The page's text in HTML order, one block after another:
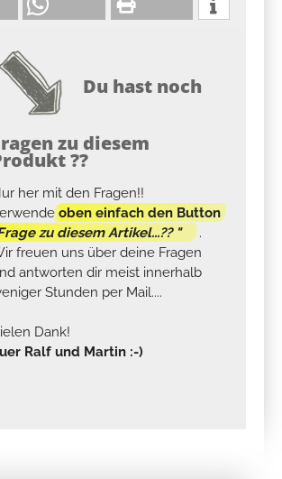
Du hast noch
zu diesem
??
her mit den Fragen!!
oben einfach den Button
zu diesem Artikel...?? "
.
freuen uns über deine Fragen
antworten dir meist innerhalb
Stunden per Mail....
Dank!
Ralf und Martin :-)